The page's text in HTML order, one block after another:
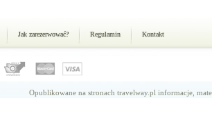
Jak zarezerwować? Regulamin Kontakt
Opublikowane na stronach travelway.pl informacje,